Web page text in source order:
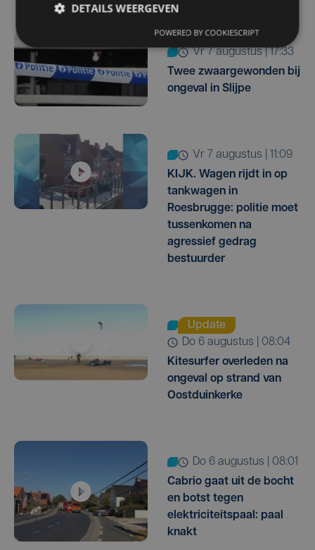
vr 7 augustus | 17:33
Twee zwaargewonden bij
ongeval in Slijpe
vr 7 augustus | 11:09
KIJK. Wagen rijdt in op
tankwagen in
Roesbrugge: politie moet
tussenkomen na
agressief gedrag
bestuurder
Update
do 6 augustus | 08:04
Kitesurfer overleden na
ongeval op strand van
Oostduinkerke
do 6 augustus | 08:01
Cabrio gaat uit de bocht
en botst tegen
elektriciteitspaal: paal
knakt
DETAILS WEERGEVEN
POWERED BY COOKIESCRIPT